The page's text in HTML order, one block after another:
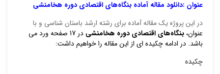
عنوان :دانلود مقاله آماده بنگاه‌های اقتصادی دوره هخامنشی
در این پروژه یک مقاله آماده برای رشته ارشد باستان شناسی و با
عنوان،بنگاه‌های اقتصادی دوره هخامنشی
در 17 صفحه ورد می
باشد. در ادامه چکیده ای از این مقاله را خواهیم داشت:
چکیده